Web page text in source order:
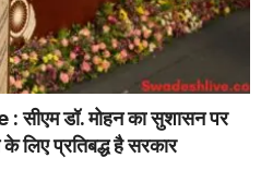
डॉ. मोहन का सुशासन पर
लिए प्रतिबद्ध है सरकार